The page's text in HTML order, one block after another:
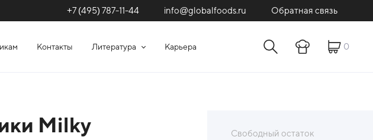
+7 (495) 787-11-44 info@globalfoods.ru Обратная связь
Контакты Литература Карьера 0
Milky
Свободный остаток